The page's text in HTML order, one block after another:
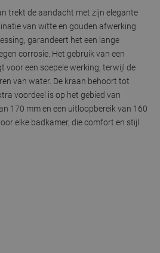
trekt de aandacht met zijn elegante
van witte en gouden afwerking.
garandeert het een lange
corrosie. Het gebruik van een
voor een soepele werking, terwijl de
van water. De kraan behoort tot
voordeel is op het gebied van
170 mm en een uitloopbereik van 160
elke badkamer, die comfort en stijl